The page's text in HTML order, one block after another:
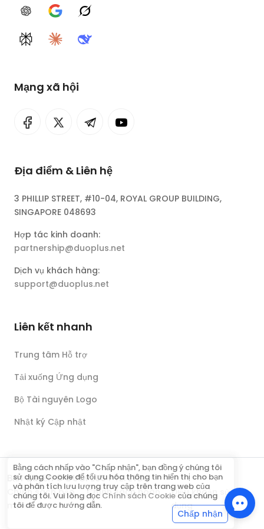
ChatGPTGoogle AIGrok
PerplexityClaudeDeepSeek
Mạng xã hội
Địa điểm & Liên hệ
3 PHILLIP STREET, #10-04, ROYAL GROUP BUILDING,
SINGAPORE 048693
Hợp tác kinh doanh:
partnership@duoplus.net
Dịch vụ khách hàng:
support@duoplus.net
Liên kết nhanh
Trung tâm Hỗ trợ
Tải xuống Ứng dụng
Bộ Tài nguyên Logo
Nhật ký Cập nhật
Bản quyền © DUOPLUS PTE. LTD.
Chính sách bảo
mật
Chính sách hoàn
tiền
Điều khoản sử
dụng
Bằng cách nhấp vào "Chấp nhận", bạn đồng ý chúng tôi
sử dụng Cookie để tối ưu hóa thông tin hiển thị cho bạn
và phân tích lưu lượng truy cập trên trang web của
chúng tôi. Vui lòng đọc Chính sách Cookie của chúng
tôi để được hướng dẫn.
Chấp nhận